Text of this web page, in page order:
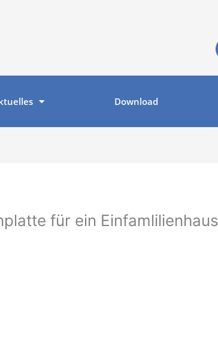
Download
für ein Einfamlilienhaus